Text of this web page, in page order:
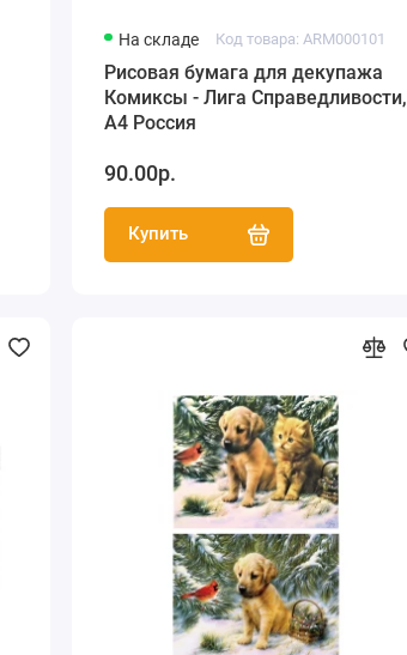
На складе Код товара: ARM000101
Рисовая бумага для декупажа
Комиксы - Лига Справедливости,
А4 Россия
90.00р.
Купить